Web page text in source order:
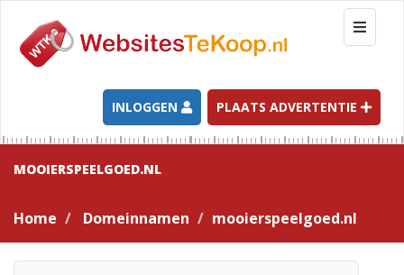
T
o
g
l
e
n
g
a
t
INLOGGEN PLAATS ADVERTENTIE
MOOIERSPEELGOED.NL
Home Domeinnamen mooierspeelgoed.nl